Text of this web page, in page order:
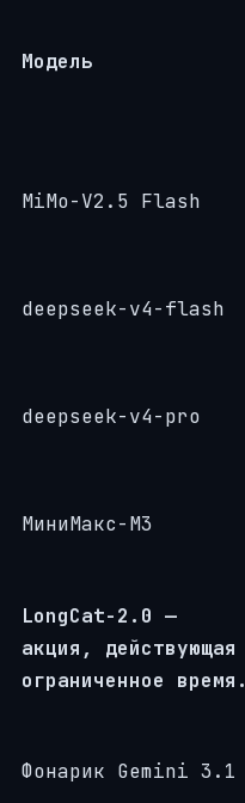
Модель
MiMo-V2.5 Flash
deepseek-v4-flash
deepseek-v4-pro
МиниМакс-М3
LongCat-2.0 —
акция, действующая
ограниченное время.
Фонарик Gemini 3.1